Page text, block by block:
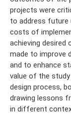
projects were
to address future
costs of
achieving desired
made to improve
and to enhance
value of the
design process,
drawing lessons
in different